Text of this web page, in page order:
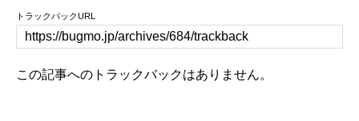
トラックバックURL
この記事へのトラックバックはありません。